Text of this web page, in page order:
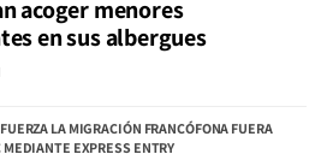
acoger menores
en sus albergues
LA MIGRACIÓN FRANCÓFONA FUERA
MEDIANTE EXPRESS ENTRY